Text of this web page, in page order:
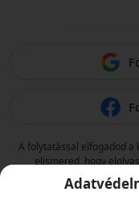
A folytatással elfogadod a
elismered, hogy